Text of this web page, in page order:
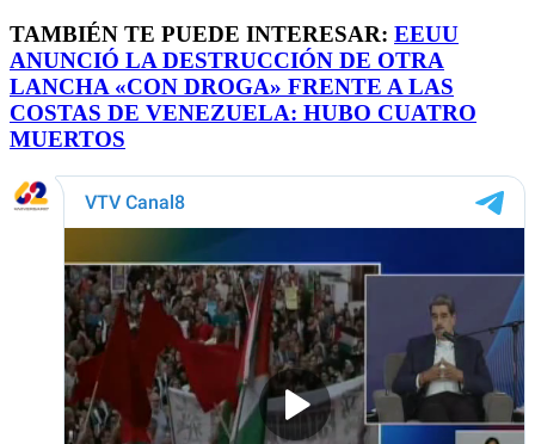
TAMBIÉN TE PUEDE INTERESAR: EEUU
ANUNCIÓ LA DESTRUCCIÓN DE OTRA
LANCHA «CON DROGA» FRENTE A LAS
COSTAS DE VENEZUELA: HUBO CUATRO
MUERTOS